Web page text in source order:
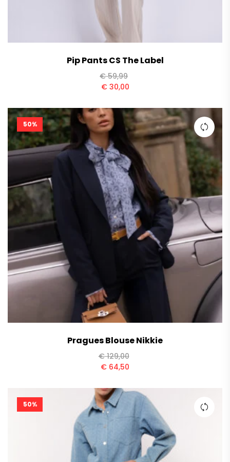
Pip Pants CS The Label
€59,99
€30,00
50%
Pragues Blouse Nikkie
€129,00
€ 64,50
50%